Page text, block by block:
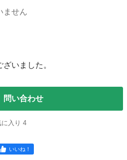
ません
いました。
問い合わせ
に入り 4
いいね！